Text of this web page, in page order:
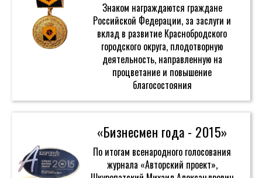
Знаком награждаются граждане
Российской Федерации, за заслуги и
вклад в развитие Краснобродского
городского округа, плодотворную
деятельность, направленную на
процветание и повышение
благосостояния
«Бизнесмен года - 2015»
По итогам всенародного голосования
журнала «Авторский проект»,